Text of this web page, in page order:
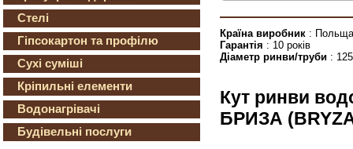
Стелі
Гіпсокартон та профілю
Сухі суміші
Кріпильні елементи
Водонагрівачі
Будівельні послуги
Країна виробник : Польща
Гарантія : 10 років
Діаметр ринви/труби :
Кут ринви
БРИЗА